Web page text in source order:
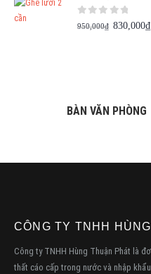
0out of 5
950,000₫ Giá
830,000₫
BÀN VĂN PHÒNG
CÔNG TY TNHH
Công ty TNHH Hùng Thuận Phát là
thất cáo cấp trong nước và nhập